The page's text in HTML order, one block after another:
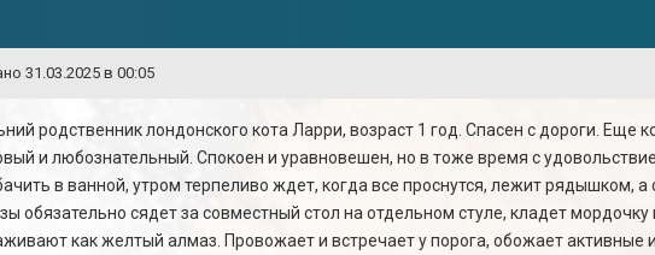
31.03.2025 в 00:05
родственник лондонского кота Ларри, возраст 1 год. Спасен с дороги.
и любознательный. Спокоен и уравновешен, но в тоже время с
в ванной, утром терпеливо ждет, когда все проснутся, лежит рядышком, а
обязательно сядет за совместный стол на отдельном стуле, кладет
как желтый алмаз. Провожает и встречает у порога, обожает активные